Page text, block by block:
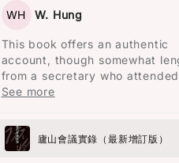
水平變得更加穩定，下午的疲憊感
失了。之前經常需要喝咖啡來應付
的情況，現在幾乎不再發生了，而
的改善也非常明顯！
作為亞洲人，我知道自己面對糖尿
並且能在繁忙的生活中輕鬆融入這
單而有效的策略。如果你跟我一樣
WH W. Hung
This book offers an authentic
account, though somewhat
from a secretary who
significant political meeting
intended to address
shortcomings, the meeting
escalated into a political storm
See more
廬山會議實錄（最新增訂版）